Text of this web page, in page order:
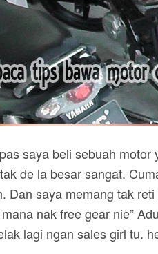
saya beli sebuah
de la besar sangat.
Dan saya memang tak
nak free gear nie”
lagi ngan sales girl tu.